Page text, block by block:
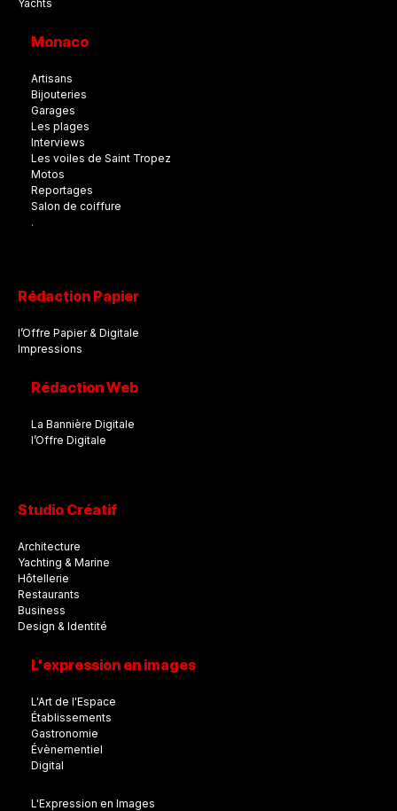
Yachts
Monaco
Artisans
Bijouteries
Garages
Les plages
Interviews
Les voiles de Saint Tropez
Motos
Reportages
Salon de coiffure
.
Rédaction Papier
l’Offre Papier & Digitale
Impressions
Rédaction Web
La Bannière Digitale
l’Offre Digitale
Studio Créatif
Architecture
Yachting & Marine
Hôtellerie
Restaurants
Business
Design & Identité
L'expression en images
L'Art de l'Espace
Établissements
Gastronomie
Évènementiel
Digital
L'Expression en Images